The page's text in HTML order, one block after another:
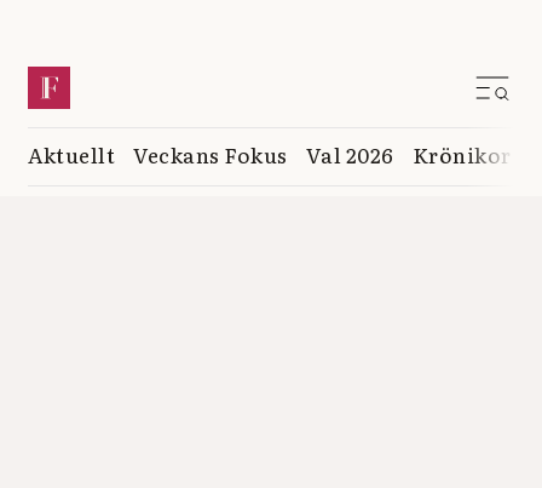
Aktuellt Veckans Fokus Val 2026 Krönikor